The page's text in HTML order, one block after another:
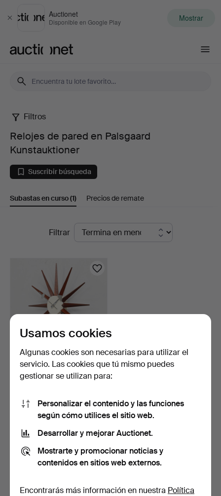
Cerrar
Auctionet
Disponible en Google Play Mostrar
Relojes
de
pared
en
Kunstauktioner
Filtros
Relojes de pared en Palsgaard
Kunstauktioner
Suscribir búsqueda
Subastas en curso(1) Precios de remate
SubastasFiltrar
GEORGE NELSON (USA,
1908-1986). Reloj de p…
242 USD
Suscribir búsqueda
También puedes buscar ennuestro archivo de
subastas concluidas.
Usamos cookies
Algunas cookies son necesarias para utilizar el
servicio. Las cookies que tú mismo puedes
gestionar se utilizan para:
Personalizar el contenido y las funciones
según cómo utilices el sitio web.
Desarrollar y mejorar Auctionet.
Mostrarte y promocionar noticias y
contenidos en sitios web externos.
Encontrarás más información en nuestra Política